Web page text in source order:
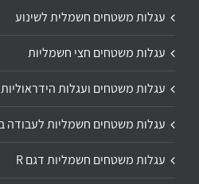
עגלות משטחים חשמלית לשינוע
עגלות משטחים חצי חשמליות
עגלות משטחים ועגלות הידראוליות
עגלות משטחים חשמליות
עגלות משטחים חשמליות דגם R